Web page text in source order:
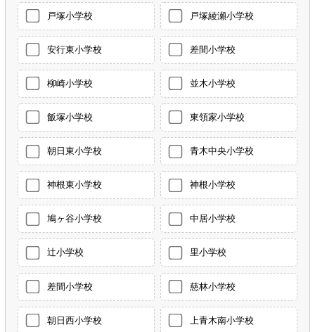
戸塚小学校 戸塚綾瀬小学校
安行東小学校 差間小学校
柳崎小学校 並木小学校
飯塚小学校 東領家小学校
朝日東小学校 青木中央小学校
神根東小学校 神根小学校
鳩ヶ谷小学校 中居小学校
辻小学校 里小学校
差間小学校 慈林小学校
朝日西小学校 上青木南小学校